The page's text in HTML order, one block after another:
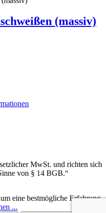
(massiv)
MwSt. und richten sich
von § 14 BGB.“
eine bestmögliche Erfahrung
...